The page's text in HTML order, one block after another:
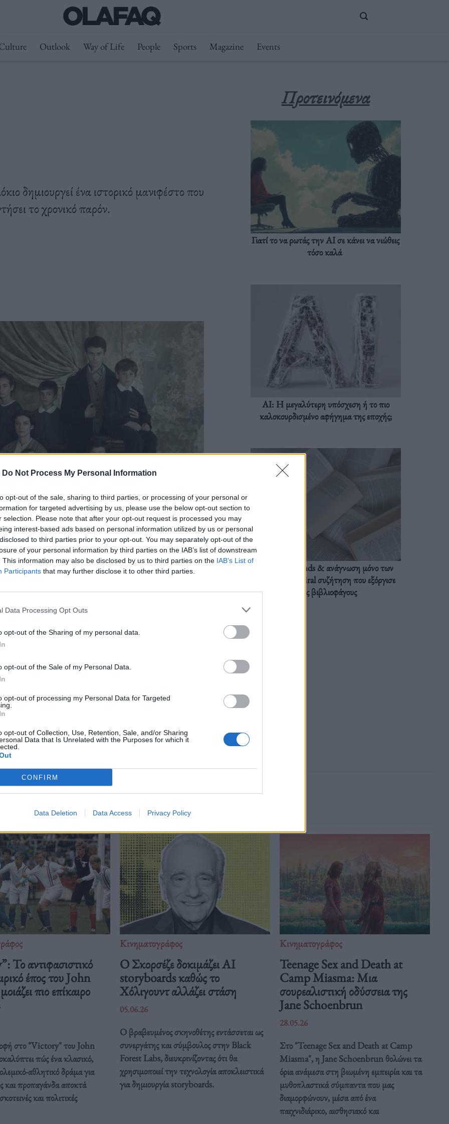
Do Not Process My Personal Information
opt-out of the sale, sharing to third parties, or processing of your personal or
for targeted advertising by us, please use the below opt-out section to
selection. Please note that after your opt-out request is processed you may
interest-based ads based on personal information utilized by us or personal
to third parties prior to your opt-out. You may separately opt-out of the
of your personal information by third parties on the IAB’s list of downstream
This information may also be disclosed by us to third parties on the IAB’s List of
Participants that may further disclose it to other third parties.
Data Processing Opt Outs
opt-out of the Sharing of my personal data.
opt-out of the Sale of my Personal Data.
opt-out of processing my Personal Data for Targeted
opt-out of Collection, Use, Retention, Sale, and/or Sharing
Data that Is Unrelated with the Purposes for which it
CONFIRM
Data Deletion Data Access Privacy Policy
Outlook Way of Life People Sports Magazine Events
δημιουργεί ένα ιστορικό μανιφέστο που
το χρονικό παρόν.
δημιουργεί ένα ιστορικό
να συναντήσει το χρονικό παρόν.
→
ταινία,Ταινία της Εβδομάδας,Το Αγόρι του Θεού
Προτεινόμενα
Γιατί το να ρωτάς την AI σε κάνει να νιώθεις
τόσο καλά
AI: Η μεγαλύτερη υπόσχεση ή το πιο
καλοκουρδισμένο αφήγημα της εποχής;
BookTok trends & ανάγνωση μόνο των
διαλόγων: Η viral συζήτηση που εξόργισε
τους βιβλιοφάγους
Δείτε επίσης
Το αντιφασιστικό
έπος του John
πιο επίκαιρο
στο "Victory" του John
πώς ένα κλασικό,
αθλητικό δράμα για
και προπαγάνδα αποκτά
και πολιτικές
Κινηματογράφος
Ο Σκορσέζε δοκιμάζει AI
storyboards καθώς το
Χόλιγουντ αλλάζει στάση
05.06.26
Ο βραβευμένος σκηνοθέτης εντάσσεται ως
συνεργάτης και σύμβουλος στην Black
Forest Labs, διευκρινίζοντας ότι θα
χρησιμοποιεί την τεχνολογία αποκλειστικά
για δημιουργία storyboards.
Κινηματογράφος
Teenage Sex and Death at
Camp Miasma: Μια
σουρεαλιστική οδύσσεια της
Jane Schoenbrun
28.05.26
Στο "Teenage Sex and Death at Camp
Miasma", η Jane Schoenbrun θολώνει τα
όρια ανάμεσα στη βιωμένη εμπειρία και τα
μυθοπλαστικά σύμπαντα που μας
διαμορφώνουν, μέσα από ένα
παιχνιδιάρικο, αισθησιακό και